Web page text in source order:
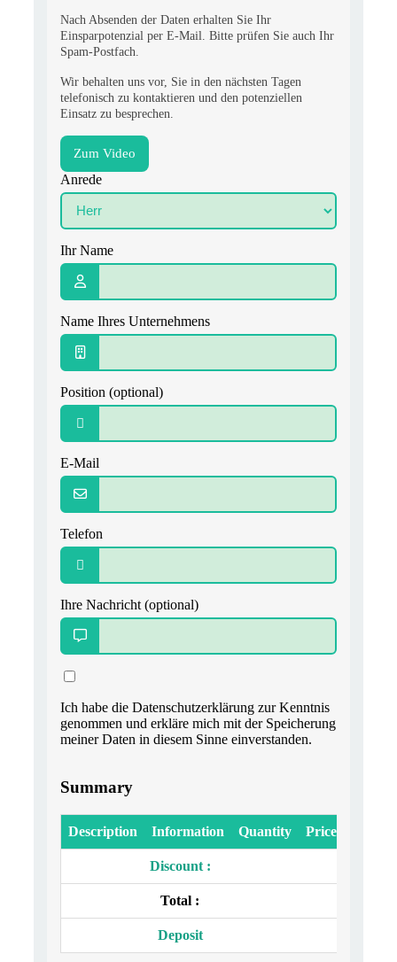
Nach Absenden der Daten erhalten Sie Ihr
Einsparpotenzial per E-Mail. Bitte prüfen Sie auch Ihr
Spam-Postfach.
Wir behalten uns vor, Sie in den nächsten Tagen
telefonisch zu kontaktieren und den potenziellen
Einsatz zu besprechen.
Zum Video
Anrede
Ihr Name
Name Ihres Unternehmens
Position (optional)
E-Mail
Telefon
Ihre Nachricht (optional)
Ich habe die Datenschutzerklärung zur Kenntnis
genommen und erkläre mich mit der Speicherung
meiner Daten in diesem Sinne einverstanden.
Summary
Description Information Quantity Price
Discount :
Total :
Deposit